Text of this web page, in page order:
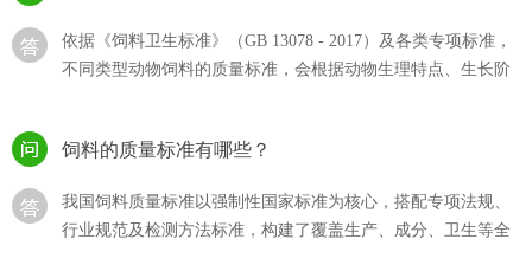
依据《饲料卫生标准》（GB 13078 - 2017）及各类专项标准，
不同类型动物饲料的质量标准，会根据动物生理特点、生长阶
饲料的质量标准有哪些？
我国饲料质量标准以强制性国家标准为核心，搭配专项法规、
行业规范及检测方法标准，构建了覆盖生产、成分、卫生等全